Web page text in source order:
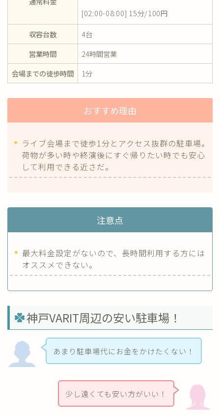
[02:00-08:00] 15分/100円
収容台数
4台
営業時間
24時間営業
会場までの徒歩時間
1分
おすすめ理由
ライブ会場まで徒歩1分とアクセス抜群の駐車場。
荷物が多い時や終演後にすぐ帰りたい時でも安心
して利用できる近さだ。
注意点
最大料金設定がないので、長時間利用する方には
オススメできない。
神戸VARIT周辺の安い駐車場！
あまり駐車場代にお金をかけたくない！
少し遠くても安い方がいい！